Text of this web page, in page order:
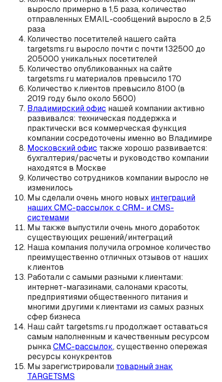
выросло примерно в 1,5 раза, количество
отправленных EMAIL-сообщений выросло в 2,5
раза
Количество посетителей нашего сайта
targetsms.ru выросло почти c почти 132500 до
205000 уникальных посетителей
Количество опубликованных на сайте
targetsms.ru материалов превысило 170
Количество клиентов превысило 8100 (в
2019 году было около 5600)
Владимирский офис нашей компании активно
развивался: техническая поддержка и
практически вся коммерческая функция
компании сосредоточены именно во Владимире
Московский офис также хорошо развивается:
бухгалтерия/расчеты и руководство компании
находятся в Москве
Количество сотрудников компании выросло не
изменилось
Мы сделали очень много новых интеграций
наших СМС-рассылок с CRM- и CMS-
системами
Мы также выпустили очень много доработок
существующих решений/интеграций
Наша компания получила огромное количество
преимущественно отличных отзывов от наших
клиентов
Работали с самыми разными клиентами:
интернет-магазинами, салонами красоты,
предприятиями общественного питания и
многими другими клиентами из самых разных
сфер бизнеса
Наш сайт targetsms.ru продолжает оставаться
самым наполненным и качественным ресурсом
рынкаСМС-рассылок, существенно опережая
ресурсы конукрентов
Мы зарегистрировали товарный знак
TARGETSMS